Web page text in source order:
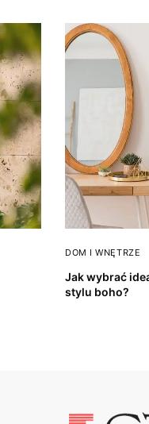
DOM I WNĘTRZE
Jak wybrać
stylu boho?